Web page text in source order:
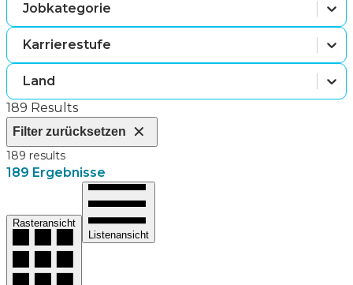
Jobkategorie
Karrierestufe
Land
189 Results
Filter zurücksetzen
189 results
189 Ergebnisse
Rasteransicht
Listenansicht